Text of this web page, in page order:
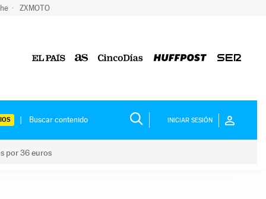
ZXMOTO
INICIAR SESIÓN
por 36 euros